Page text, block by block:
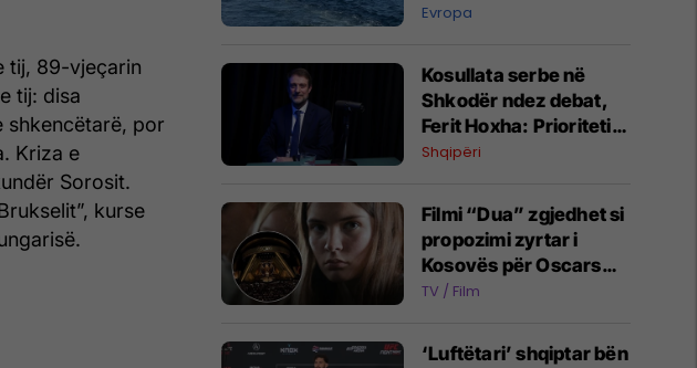
tij, 89-vjeçarin
tij: disa
shkencëtarë, por
Kriza e
Sorosit.
kurse
nëndetëseve me fuqi
Evropa
Kosullata serbe në
Shkodër ndez debat,
Ferit Hoxha: Prioriteti
ynë, Lugina e
Shqipëri
Filmi “Dua” zgjedhet si
propozimi zyrtar i
Kosovës për Oscars
2027
TV / Film
‘Luftëtari’ shqiptar bën